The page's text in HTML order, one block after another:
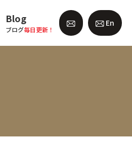
Blog
ブログ毎日更新！
En